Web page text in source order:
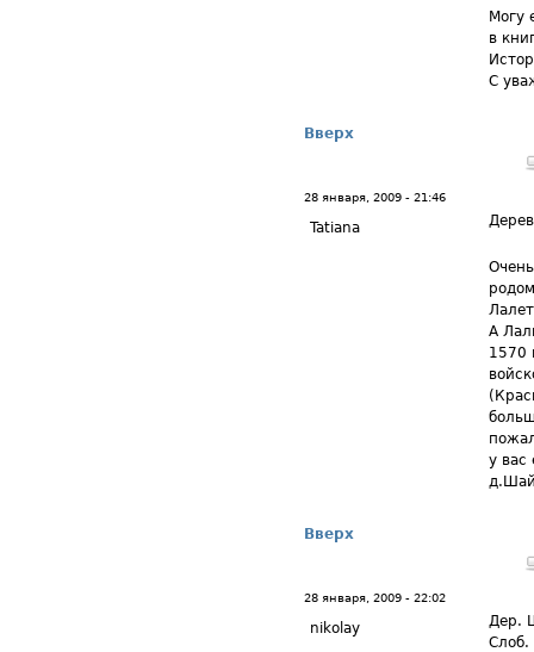
Могу
в
С
Вверх
28 января, 2009 - 21:46
Tatiana
А
1570
у вас
Вверх
28 января, 2009 - 22:02
nikolay
Дер.
Слоб.